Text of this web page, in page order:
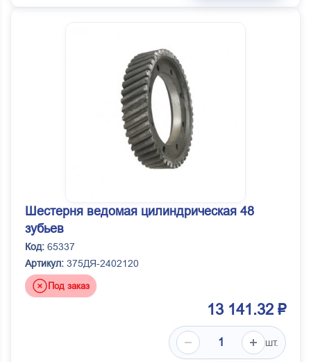
Шестерня ведомая цилиндрическая 48
зубьев
Код: 65337
Артикул: 375ДЯ-2402120
Под заказ
13 141.32 ₽
шт.